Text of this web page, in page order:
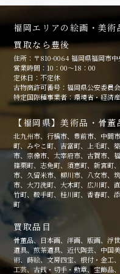
福岡エリアの絵画・美
買取なら豊後
住所：〒810-0064 福岡県福岡市中
営業時間：10：00～18：00
定休日：不定休
古物商許可番号：福岡県公安委員
特定国際種事業者：環境省・経済
【福岡県】美術品・骨
北九州市、行橋市、豊前市、中間
町、みやこ町、吉富町、上毛町、
市、宗像市、太宰府市、古賀市、
篠栗町、志免町、須恵町、新宮町
市、久留米市、柳川市、八女市、
市、大刀洗町、大木町、広川町、
竹町、鞍手町、桂川町、香春町、
町
買取品目
骨董品、日本画、洋画、版画、浮
道具、煎茶道具、近代陶芸、中国
術、蒔絵、文房四宝、根付・金工
工芸、古銭・切手・勲章、宝飾品